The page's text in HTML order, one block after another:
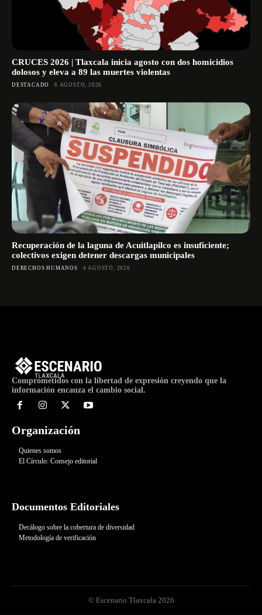
CRUCES 2026 | Tlaxcala inicia agosto con dos homicidios
dolosos y eleva a 89 las muertes violentas
DESTACADO 6 AGOSTO, 2026
Recuperación de la laguna de Acuitlapilco es insuficiente;
colectivos exigen detener descargas municipales
DERECHOS HUMANOS 4 AGOSTO, 2026
Comprometidos con la libertad de expresión creyendo que la
información encauza el cambio social.
Organización
Quienes somos
El Círculo: Consejo editorial
Documentos Editoriales
Decálogo sobre la cobertura de diversidad
Metodología de verificación
© Escenario Tlaxcala 2026